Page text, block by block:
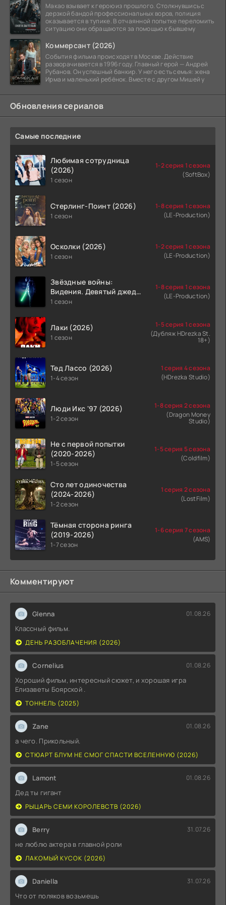
Макао взывает к герою из прошлого. Столкнувшись с
дерзкой бандой профессиональных воров, полиция
оказывается в тупике. В отчаянной попытке переломить
ситуацию они обращаются за помощью к бывшему
Коммерсант (2026)
События фильма происходят в Москве. Действие
разворачивается в 1996 году. Главный герой — Андрей
Рубанов. Он успешный банкир. У него есть семья: жена
Ирма и маленький ребёнок. Вместе с другом Мишей у
Обновления сериалов
Самые последние
Любимая сотрудница
(2026)
1 сезон
1-2 серия 1 сезона
(SoftBox)
Стерлинг-Поинт (2026)
1 сезон
1-8 серия 1 сезона
(LE-Production)
Осколки (2026)
1 сезон
1-2 серия 1 сезона
(LE-Production)
Звёздные войны:
Видения. Девятый джедай
(2026)
1 сезон
1-8 серия 1 сезона
(LE-Production)
Лаки (2026)
1 сезон
1-5 серия 1 сезона
(Дубляж HDrezka St.
18+)
Тед Лассо (2026)
1-4 сезон
1 серия 4 сезона
(HDrezka Studio)
Люди Икс '97 (2026)
1-2 сезон
1-8 серия 2 сезона
(Dragon Money
Studio)
Не с первой попытки
(2020-2026)
1-5 сезон
1-5 серия 5 сезона
(Coldfilm)
Сто лет одиночества
(2024-2026)
1-2 сезон
1 серия 2 сезона
(LostFilm)
Тёмная сторона ринга
(2019-2026)
1-7 сезон
1-6 серия 7 сезона
(AMS)
Комментируют
Glenna 01.08.26
Классный фильм.
ДЕНЬ РАЗОБЛАЧЕНИЯ (2026)
Cornelius 01.08.26
Хороший фильм, интересный сюжет, и хорошая игра
Елизаветы Боярской .
ТОННЕЛЬ (2025)
Zane 01.08.26
а чего. Прикольный.
СТЮАРТ БЛУМ НЕ СМОГ СПАСТИ ВСЕЛЕННУЮ (2026)
Lamont 01.08.26
Дед ты гигант
РЫЦАРЬ СЕМИ КОРОЛЕВСТВ (2026)
Berry 31.07.26
не люблю актера в главной роли
ЛАКОМЫЙ КУСОК (2026)
Daniella 31.07.26
Что от поляков возьмешь